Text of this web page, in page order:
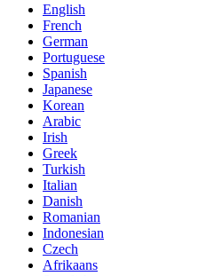
English
French
German
Portuguese
Spanish
Japanese
Korean
Arabic
Irish
Greek
Turkish
Italian
Danish
Romanian
Indonesian
Czech
Afrikaans